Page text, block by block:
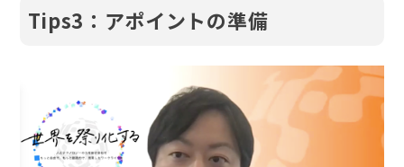
Tips3：アポイントの準備